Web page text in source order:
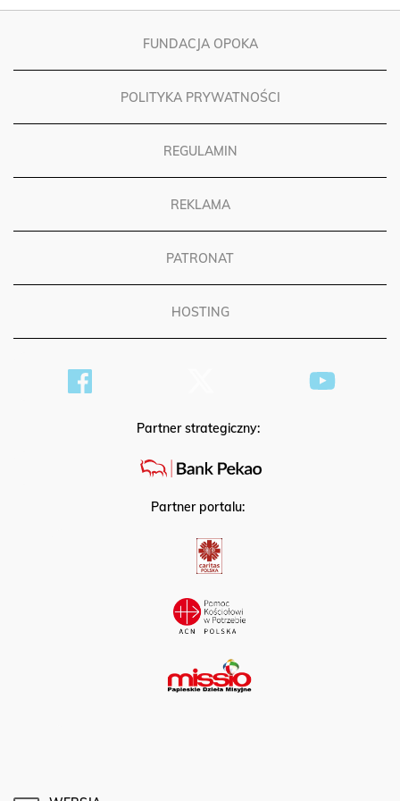
FUNDACJA OPOKA
POLITYKA PRYWATNOŚCI
REGULAMIN
REKLAMA
PATRONAT
HOSTING
Partner strategiczny:
Partner portalu: